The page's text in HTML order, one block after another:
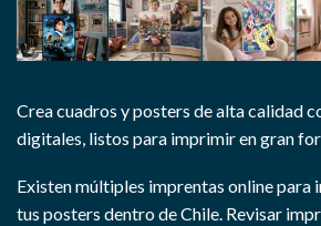
Crea cuadros y posters de alta calidad
digitales, listos para imprimir en gran
Existen múltiples imprentas online para
tus posters dentro de Chile. Revisar